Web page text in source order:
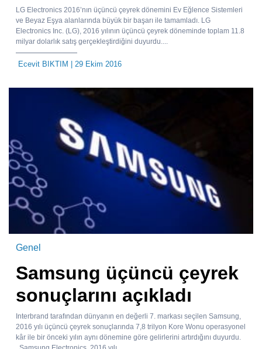
LG Electronics 2016’nın üçüncü çeyrek dönemini Ev Eğlence Sistemleri
ve Beyaz Eşya alanlarında büyük bir başarı ile tamamladı. LG
Electronics Inc. (LG), 2016 yılının üçüncü çeyrek döneminde toplam 11.8
milyar dolarlık satış gerçekleştirdiğini duyurdu....
Ecevit BIKTIM | 29 Ekim 2016
Genel
Samsung üçüncü çeyrek
sonuçlarını açıkladı
Interbrand tarafından dünyanın en değerli 7. markası seçilen Samsung,
2016 yılı üçüncü çeyrek sonuçlarında 7,8 trilyon Kore Wonu operasyonel
kâr ile bir önceki yılın aynı dönemine göre gelirlerini artırdığını duyurdu.